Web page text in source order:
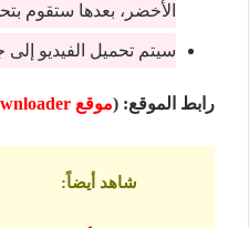
الأخضر، بعدها ستقوم
سيتم تحميل الفيديو إلى
رابط الموقع: (موقع Instagram Downloader
شاهد أيضاً: